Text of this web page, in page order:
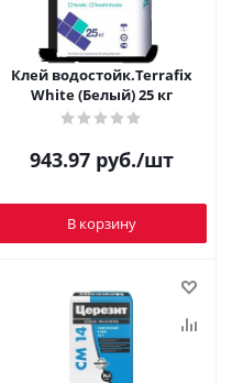
Клей водостойк.Terrafix
White (Белый) 25 кг
943.97руб./шт
В корзину